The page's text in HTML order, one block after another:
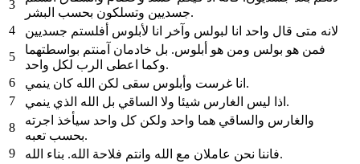
3
جسديين وتسلكون بحسب البشر.
4
لانه متى قال واحد انا لبولس وآخر انا لأبلوس أفلستم جسديين
5
فمن هو بولس ومن هو أبلوس. بل خادمان آمنتم بواسطتهما
وكما اعطى الرب لكل واحد.
6
انا غرست وأبلوس سقى لكن الله كان ينمي.
7
اذا ليس الغارس شيئا ولا الساقي بل الله الذي ينمي.
8
والغارس والساقي هما واحد ولكن كل واحد سيأخذ اجرته
بحسب تعبه.
9
فاننا نحن عاملان مع الله وانتم فلاحة الله. بناء الله.